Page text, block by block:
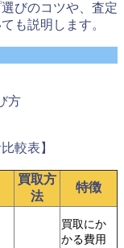
びのコツや、査定
も説明します。
方
較表】
買取方
法
特徴
買取にか
かる費用